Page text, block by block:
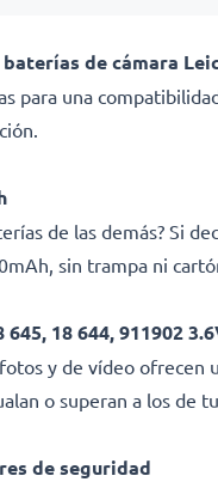
de cámara
para una
de las demás? Si
sin trampa ni
645, 18 644, 911902
y de vídeo
o superan a los de
de seguridad